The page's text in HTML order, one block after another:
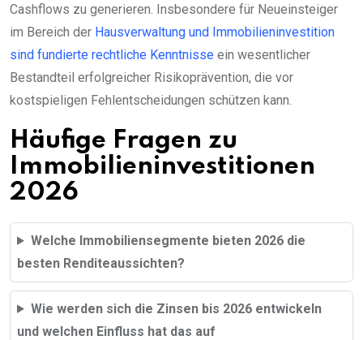
Cashflows zu generieren. Insbesondere für Neueinsteiger
im Bereich der Hausverwaltung und Immobilieninvestition
sind fundierte rechtliche Kenntnisse ein wesentlicher
Bestandteil erfolgreicher Risikoprävention, die vor
kostspieligen Fehlentscheidungen schützen kann.
Häufige Fragen zu
Immobilieninvestitionen
2026
Welche Immobiliensegmente bieten 2026 die
besten Renditeaussichten?
Wie werden sich die Zinsen bis 2026 entwickeln
und welchen Einfluss hat das auf